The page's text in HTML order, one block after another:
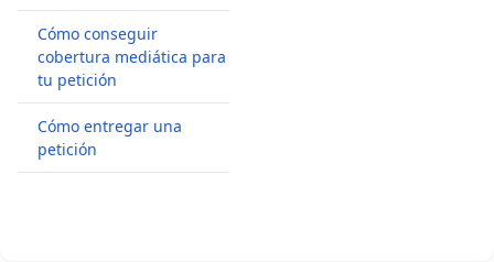
Cómo conseguir
cobertura mediática para
tu petición
Cómo entregar una
petición